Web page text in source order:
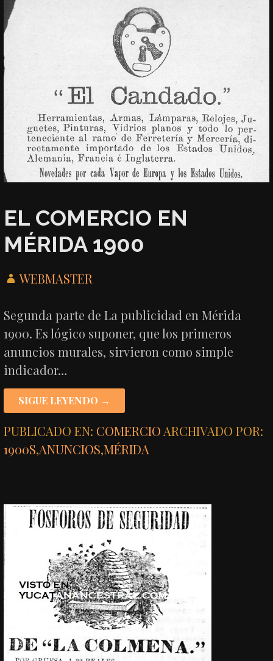
EL COMERCIO EN
MÉRIDA 1900
WEBMASTER
Segunda parte de La publicidad en Mérida
1900. Es lógico suponer, que los primeros
anuncios murales, sirvieron como simple
indicador…
SIGUE LEYENDO →
PUBLICADO EN: COMERCIO ARCHIVADO POR:
1900S,ANUNCIOS,MÉRIDA